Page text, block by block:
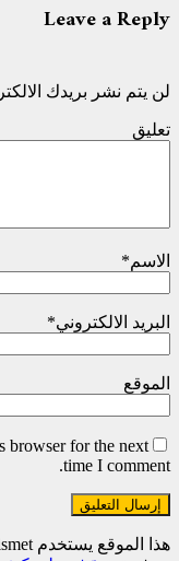
Leave a Reply
لن يتم نشر بريدك
تعليق
الاسم*
البريد الالكتروني*
الموقع
browser for the next
time I comment.